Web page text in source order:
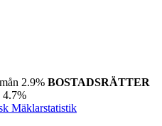
2.9% BOSTADSRÄTTER
4.7%
Mäklarstatistik